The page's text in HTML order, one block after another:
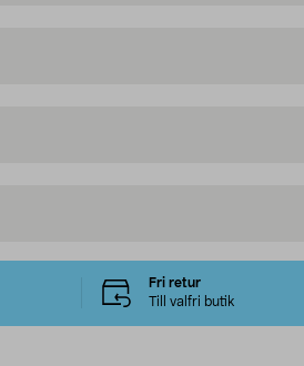
Fri retur
Till valfri butik